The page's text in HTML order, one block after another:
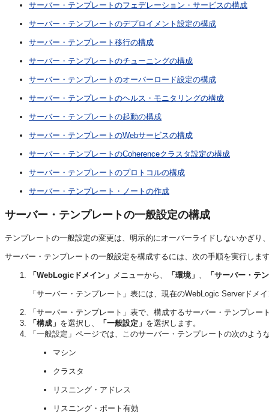
サーバー・テンプレートのフェデレーション・サービスの構成
サーバー・テンプレートのデプロイメント設定の構成
サーバー・テンプレート移行の構成
サーバー・テンプレートのチューニングの構成
サーバー・テンプレートのオーバーロード設定の構成
サーバー・テンプレートのヘルス・モニタリングの構成
サーバー・テンプレートの起動の構成
サーバー・テンプレートのWebサービスの構成
サーバー・テンプレートのCoherenceクラスタ設定の構成
サーバー・テンプレートのプロトコルの構成
サーバー・テンプレート・ノートの作成
サーバー・テンプレートの一般設定の構成
テンプレートの一般設定の変更は、明示的にオーバーライドしないかぎり
サーバー・テンプレートの一般設定を構成するには、次の手順を実行しま
「WebLogicドメイン」 メニューから、 「環境」 、 「サーバー・テ
「サーバー・テンプレート」表には、現在のWebLogic Serverド
「サーバー・テンプレート」表で、構成するサーバー・テンプレー
「構成」 を選択し、 「一般設定」 を選択します。
「一般設定」ページでは、このサーバー・テンプレートの次のよう
マシン
クラスタ
リスニング・アドレス
リスニング・ポート有効